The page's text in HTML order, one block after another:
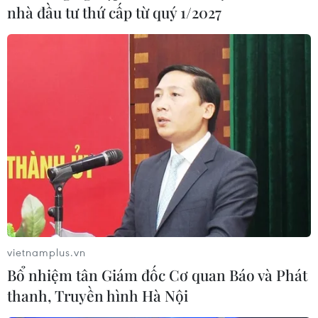
25/07/2026 09:19
hóa đọc
Từ lửa đạn đến thủ lĩnh
kinh tế thời bình
24/07/2026 23:00
VPBank và Coolmate nâng
trải nghiệm tại VPBank
Hanoi International
Marathon
24/07/2026 08:40
nhà đầu tư thứ cấp từ quý 1/2027
vietnamplus.vn
Bổ nhiệm tân Giám đốc Cơ quan Báo và Phát
thanh, Truyền hình Hà Nội